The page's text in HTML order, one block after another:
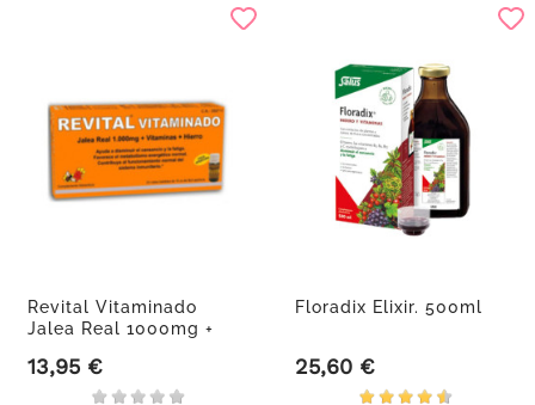
Revital Vitaminado
Jalea Real 1000mg +
Precio
13,95 €
Floradix Elixir. 500ml
Precio
25,60 €